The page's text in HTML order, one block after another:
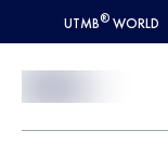
UTMB® WORLD